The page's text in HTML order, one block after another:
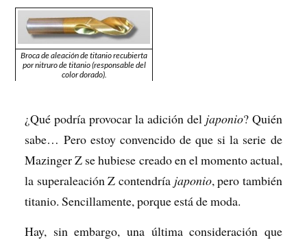
Broca de aleación de titanio recubierta
por nitruro de titanio (responsable del
color dorado).
¿Qué podría provocar la adición del japonio? Quién
sabe… Pero estoy convencido de que si la serie de
Mazinger Z se hubiese creado en el momento actual,
la superaleación Z contendría japonio, pero también
titanio. Sencillamente, porque está de moda.
Hay, sin embargo, una última consideración que